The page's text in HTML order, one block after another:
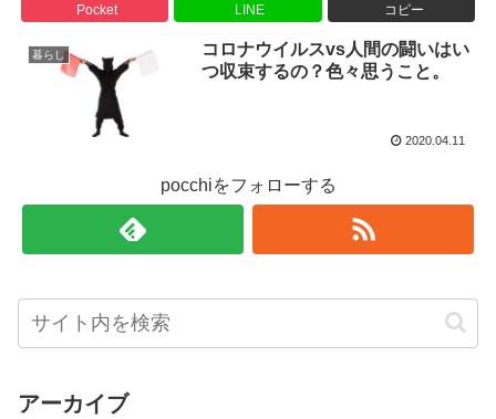
Pocket LINE コピー
暮らし
コロナウイルスvs人間の闘いはい
つ収束するの？色々思うこと。
2020.04.11
pocchiをフォローする
アーカイブ